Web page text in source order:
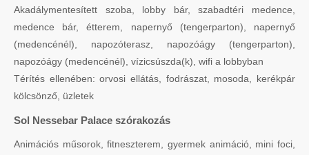
Akadálymentesített szoba, lobby bár, szabadtéri medence,
medence bár, étterem, napernyő (tengerparton), napernyő
(medencénél), napozóterasz, napozóágy (tengerparton),
napozóágy (medencénél), vízicsúszda(k), wifi a lobbyban
Térítés ellenében: orvosi ellátás, fodrászat, mosoda, kerékpár
kölcsönző, üzletek
Sol Nessebar Palace szórakozás
Animációs műsorok, fitneszterem, gyermek animáció, mini foci,